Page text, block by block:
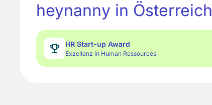
heynanny in Österreich
HR Start-up Award
Exzellenz in Human Ressources